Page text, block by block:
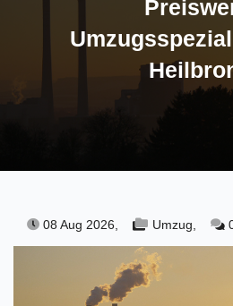
08 Aug 2026, Umzug,